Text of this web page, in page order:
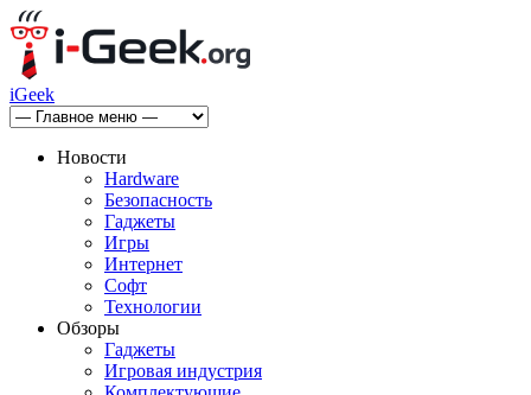
iGeek
Новости
Hardware
Безопасность
Гаджеты
Игры
Интернет
Софт
Технологии
Обзоры
Гаджеты
Игровая индустрия